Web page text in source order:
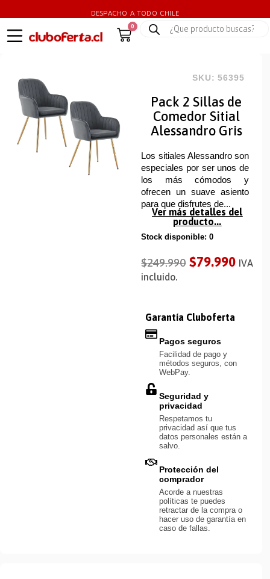
DESPACHO A TODO CHILE
0
SKU: 56395
Pack 2 Sillas de
Comedor Sitial
Alessandro Gris
Los sitiales Alessandro son
especiales por ser unos de
los más cómodos y
ofrecen un suave asiento
para que disfrutes de...
Ver más detalles del
producto...
Stock disponible: 0
$249.990 $79.990 IVA
incluido.
Garantía Cluboferta
Pagos seguros
Facilidad de pago y
métodos seguros, con
WebPay.
Seguridad y
privacidad
Respetamos tu
privacidad así que tus
datos personales están a
salvo.
Protección del
comprador
Acorde a nuestras
políticas te puedes
retractar de la compra o
hacer uso de garantía en
caso de fallas.